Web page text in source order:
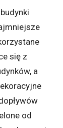
się z
a
od